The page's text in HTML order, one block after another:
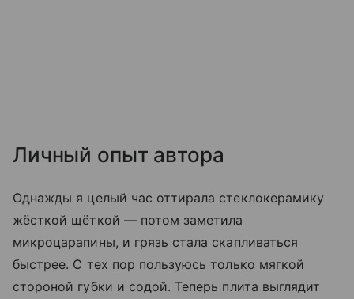
Личный опыт автора
Однажды я целый час оттирала стеклокерамику
жёсткой щёткой — потом заметила
микроцарапины, и грязь стала скапливаться
быстрее. С тех пор пользуюсь только мягкой
стороной губки и содой. Теперь плита выглядит